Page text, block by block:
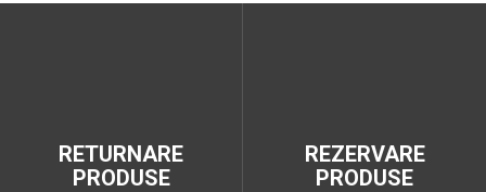
RETURNARE
PRODUSE
REZERVARE
PRODUSE